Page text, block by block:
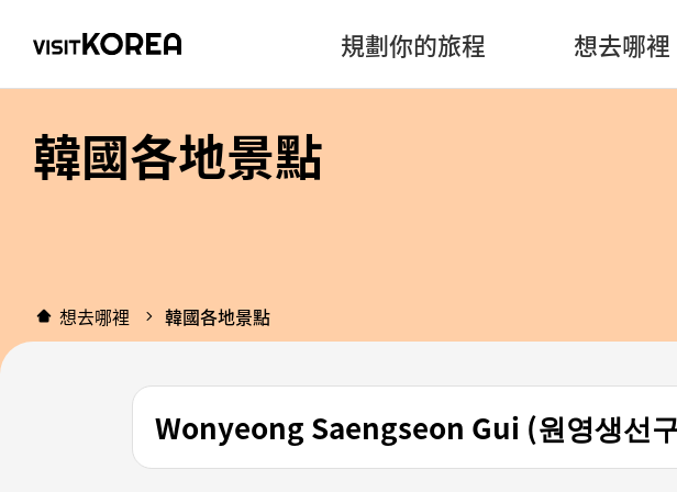
規劃你的旅程 想去哪裡
韓國各地景點
想去哪裡 韓國各地景點
Wonyeong Saengseon Gui (원영생선